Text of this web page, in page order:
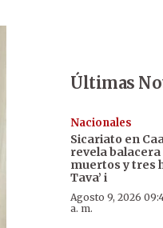
Últimas
Nacionales
Sicariato en
revela balacera
muertos y tres
Tava’ i
Agosto 9, 2026
a. m.